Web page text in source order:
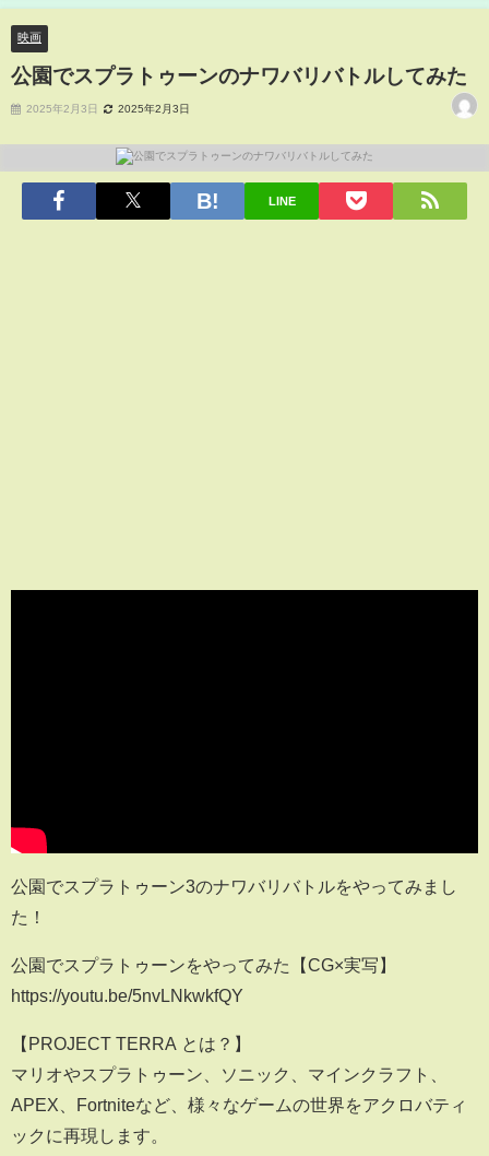
映画
公園でスプラトゥーンのナワバリバトルしてみた
2025年2月3日 2025年2月3日
LINE
公園でスプラトゥーン3のナワバリバトルをやってみまし
た！
公園でスプラトゥーンをやってみた【CG×実写】
https://youtu.be/5nvLNkwkfQY
【PROJECT TERRA とは？】
マリオやスプラトゥーン、ソニック、マインクラフト、
APEX、Fortniteなど、様々なゲームの世界をアクロバティ
ックに再現します。